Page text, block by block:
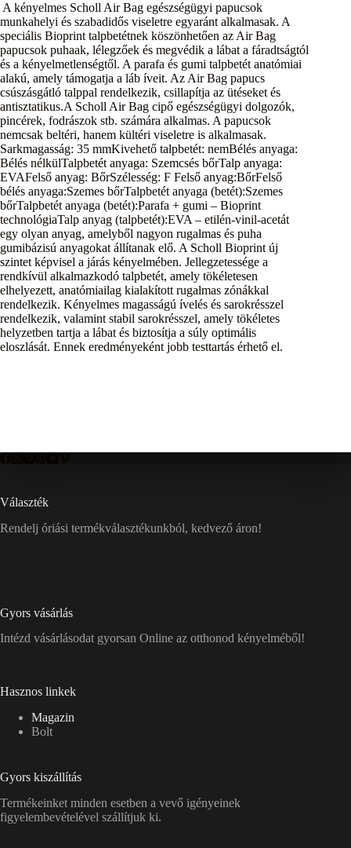
A kényelmes Scholl Air Bag egészségügyi papucsok
munkahelyi és szabadidős viseletre egyaránt alkalmasak. A
speciális Bioprint talpbetétnek köszönhetően az Air Bag
papucsok puhaak, lélegzőek és megvédik a lábat a fáradtságtól
és a kényelmetlenségtől. A parafa és gumi talpbetét anatómiai
alakú, amely támogatja a láb íveit. Az Air Bag papucs
csúszásgátló talppal rendelkezik, csillapítja az ütéseket és
antisztatikus.A Scholl Air Bag cipő egészségügyi dolgozók,
pincérek, fodrászok stb. számára alkalmas. A papucsok
nemcsak beltéri, hanem kültéri viseletre is alkalmasak.
Sarkmagasság: 35 mmKivehető talpbetét: nemBélés anyaga:
Bélés nélkülTalpbetét anyaga: Szemcsés bőrTalp anyaga:
EVAFelső anyag: BőrSzélesség: F Felső anyag:BőrFelső
bélés anyaga:Szemes bőrTalpbetét anyaga (betét):Szemes
bőrTalpbetét anyaga (betét):Parafa + gumi – Bioprint
technológiaTalp anyag (talpbetét):EVA – etilén-vinil-acetát
egy olyan anyag, amelyből nagyon rugalmas és puha
gumibázisú anyagokat állítanak elő. A Scholl Bioprint új
szintet képvisel a járás kényelmében. Jellegzetessége a
rendkívül alkalmazkodó talpbetét, amely tökéletesen
elhelyezett, anatómiailag kialakított rugalmas zónákkal
rendelkezik. Kényelmes magasságú ívelés és sarokrésszel
rendelkezik, valamint stabil sarokrésszel, amely tökéletes
helyzetben tartja a lábat és biztosítja a súly optimális
eloszlását. Ennek eredményeként jobb testtartás érhető el.
Választék
Rendelj óriási termékválasztékunkból, kedvező áron!
Gyors vásárlás
Intézd vásárlásodat gyorsan Online az otthonod kényelméből!
Hasznos linkek
Magazin
Bolt
Gyors kiszállítás
Termékeinket minden esetben a vevő igényeinek
figyelembevételével szállítjuk ki.